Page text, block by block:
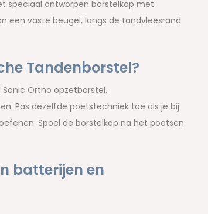
speciaal ontworpen borstelkop met
een vaste beugel, langs de tandvleesrand
Tandenborstel?
Ortho opzetborstel.
Pas dezelfde poetstechniek toe als je bij
Spoel de borstelkop na het poetsen
batterijen en